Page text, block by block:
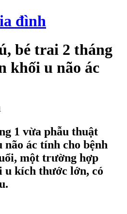
đình
bé trai 2 tháng
khối u não ác
1 vừa phẫu thuật
não ác tính cho bệnh
một trường hợp
u kích thước lớn, có